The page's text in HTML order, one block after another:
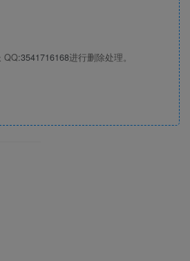
QQ:3541716168进行删除处理。